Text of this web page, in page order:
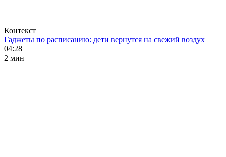
Контекст
Гаджеты по расписанию: дети вернутся на свежий воздух
04:28
2 мин